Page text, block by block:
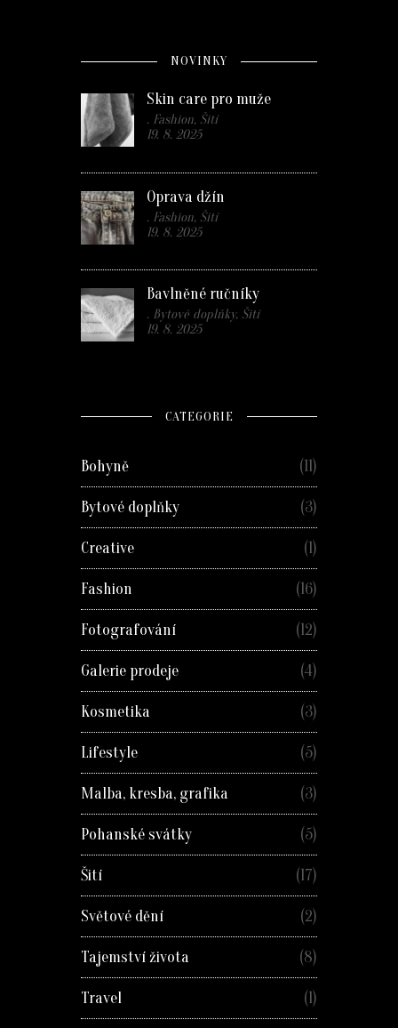
NOVINKY
Skin care pro muže
. Fashion, Šití
19. 8. 2025
Oprava džín
. Fashion, Šití
19. 8. 2025
Bavlněné ručníky
. Bytové doplňky, Šití
19. 8. 2025
CATEGORIE
Bohyně (11)
Bytové doplňky (3)
Creative (1)
Fashion (16)
Fotografování (12)
Galerie prodeje (4)
Kosmetika (3)
Lifestyle (5)
Malba, kresba, grafika (3)
Pohanské svátky (5)
Šití (17)
Světové dění (2)
Tajemství života (8)
Travel (1)